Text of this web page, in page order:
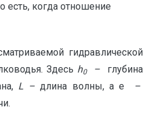
есть, когда отношение
гидравлической
Здесь h0–
глубина
L – длина волны, а e
–